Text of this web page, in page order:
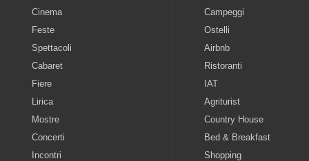
Cinema
Feste
Spettacoli
Cabaret
Fiere
Lirica
Mostre
Concerti
Incontri
Campeggi
Ostelli
Airbnb
Ristoranti
IAT
Agriturist
Country House
Bed & Breakfast
Shopping